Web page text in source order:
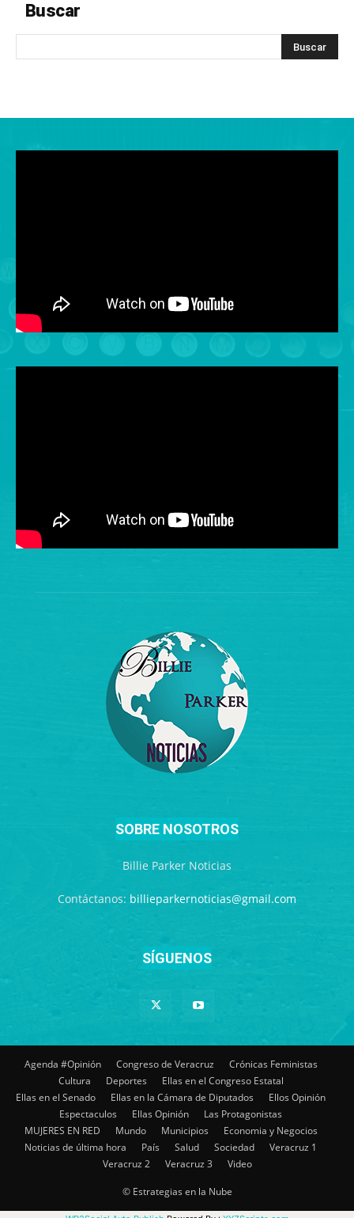
Buscar
SOBRE NOSOTROS
Billie Parker Noticias
Contáctanos: billieparkernoticias@gmail.com
SÍGUENOS
Agenda #Opinión Congreso de Veracruz
Crónicas Feministas
Cultura
Deportes
Ellas en el Congreso Estatal
Ellas en el Senado
Ellas en la Cámara de Diputados
Ellos Opinión
Espectaculos
Ellas Opinión
Las Protagonistas
MUJERES EN RED
Mundo Municipios
Economia y Negocios
Noticias de última hora
País Salud Sociedad
Veracruz 1
Veracruz 2
Veracruz 3 Video
© Estrategias en la Nube